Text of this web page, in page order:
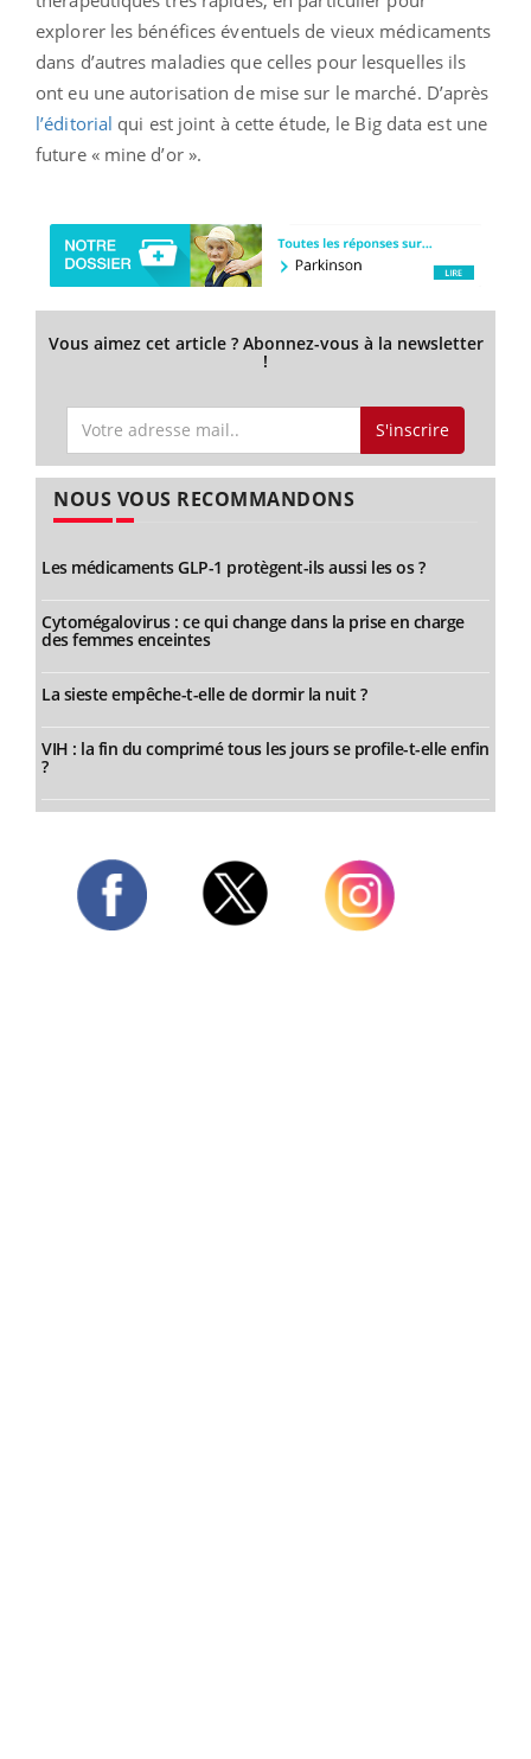
explorer les bénéfices éventuels de vieux médicaments
dans d’autres maladies que celles pour lesquelles ils
ont eu une autorisation de mise sur le marché. D’après
l’éditorial qui est joint à cette étude, le Big data est une
future « mine d’or ».
Vous aimez cet article ? Abonnez-vous à la newsletter
!
S'inscrire
NOUS VOUS RECOMMANDONS
Les médicaments GLP-1 protègent-ils aussi les os ?
Cytomégalovirus : ce qui change dans la prise en charge
des femmes enceintes
La sieste empêche-t-elle de dormir la nuit ?
VIH : la fin du comprimé tous les jours se profile-t-elle enfin
?